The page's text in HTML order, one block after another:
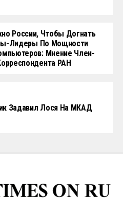
России, Чтобы Догнать
Лидеры По Мощности
Мнение Член-
РАН
Задавил Лося На МКАД